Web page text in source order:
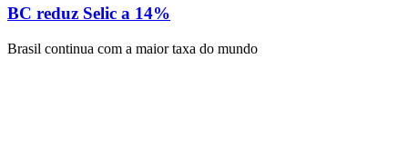
BC reduz Selic a 14%
Brasil continua com a maior taxa do mundo